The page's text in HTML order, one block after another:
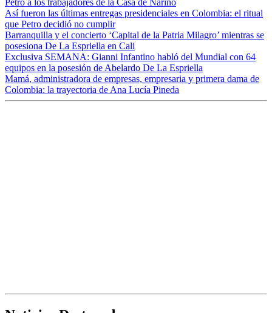
Petro a los trabajadores de la Casa de Nariño
Así fueron las últimas entregas presidenciales en Colombia: el ritual
que Petro decidió no cumplir
Barranquilla y el concierto ‘Capital de la Patria Milagro’ mientras se
posesiona De La Espriella en Cali
Exclusiva SEMANA: Gianni Infantino habló del Mundial con 64
equipos en la posesión de Abelardo De La Espriella
Mamá, administradora de empresas, empresaria y primera dama de
Colombia: la trayectoria de Ana Lucía Pineda